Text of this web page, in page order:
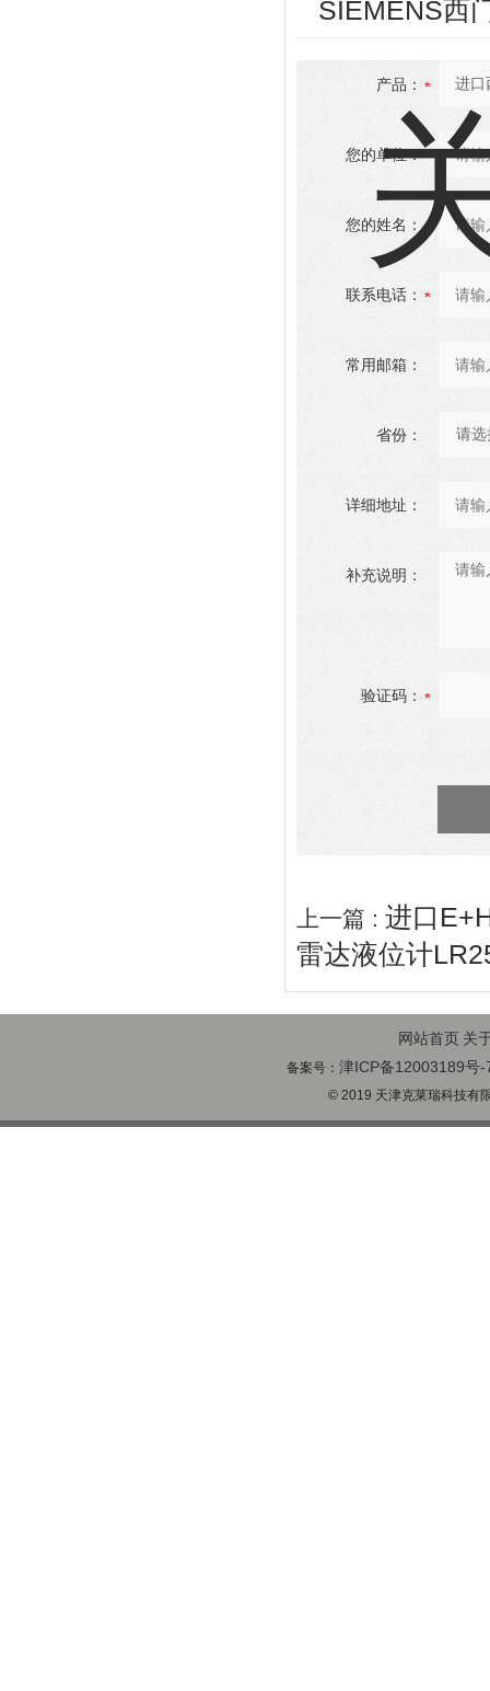
SIEMENS西
产品：
您的单位：
您的姓名：
联系电话：
常用邮箱：
省份：
详细地址：
补充说明：
验证码：
上一篇 : 进口
雷达液位计
网站首页 关
备案号：津ICP备12003189号-
© 2019 天津克莱瑞科技有